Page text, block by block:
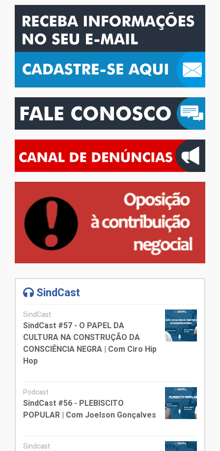
SindCast
SindCast
SindCast #57 - O PAPEL DA
CULTURA NA CONSTRUÇÃO DA
CONSCIÊNCIA NEGRA | Com Ciro Hip
Hop
Podcast
SindCast #56 - PLEBISCITO
POPULAR | Com Joelson Gonçalves
Sindcast